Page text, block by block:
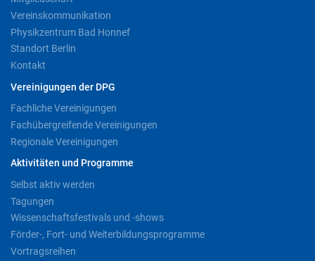
Vereinskommunikation
Physikzentrum Bad Honnef
Standort Berlin
Kontakt
Vereinigungen der DPG
Fachliche Vereinigungen
Fachübergreifende Vereinigungen
Regionale Vereinigungen
Aktivitäten und Programme
Selbst aktiv werden
Tagungen
Wissenschaftsfestivals und -shows
Förder-, Fort- und Weiterbildungsprogramme
Vortragsreihen